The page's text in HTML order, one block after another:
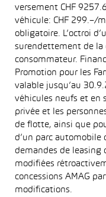
versement CHF
véhicule: CHF 299.–/
obligatoire. L’octroi
surendettement de la
consommateur.
Promotion pour les
valable jusqu’au
véhicules neufs et en
privée et les
de flotte, ainsi que
d’un parc automobile
demandes de leasing
modifiées
concessions AMAG
modifications.